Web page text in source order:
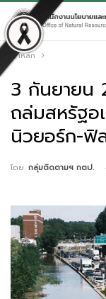
หน้าหลัก
3 กันยายน
ถล่มสหรัฐอ
นิวยอร์ก-ฟิ
โดย กลุ่มติดตามฯ กตป.